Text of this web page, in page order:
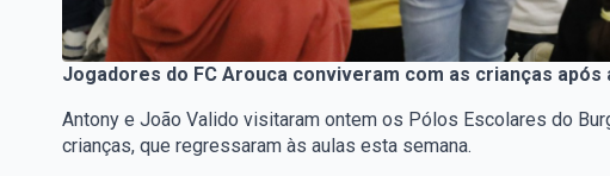
Jogadores do FC Arouca conviveram com as crianças
Antony e João Valido visitaram ontem os Pólos Escolares do
crianças, que regressaram às aulas esta semana.